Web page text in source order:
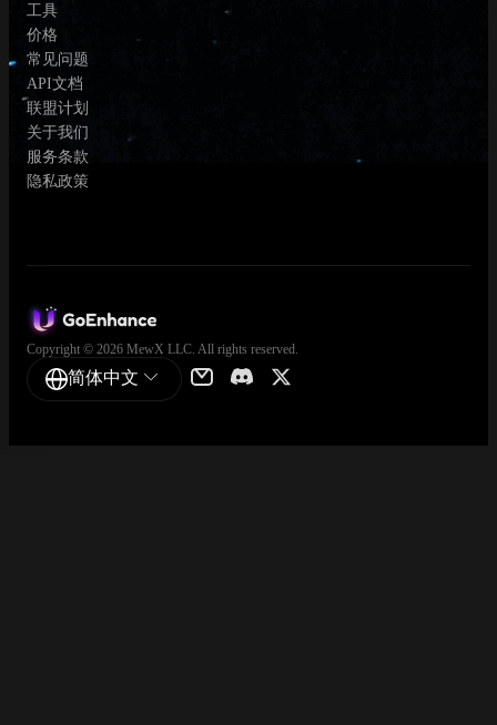
工具
价格
常见问题
API文档
联盟计划
关于我们
服务条款
隐私政策
Copyright © 2026 MewX LLC. All rights reserved.
简体中文